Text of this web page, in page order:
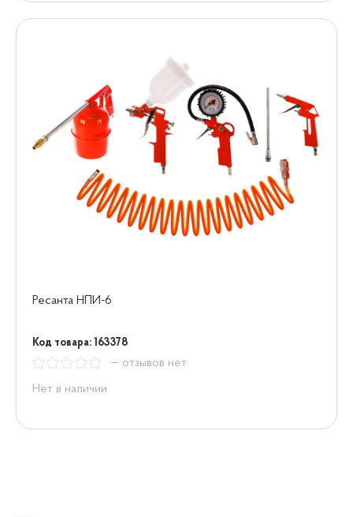
Ресанта НПИ-6
Код товара: 163378
— отзывов нет
Нет в наличии